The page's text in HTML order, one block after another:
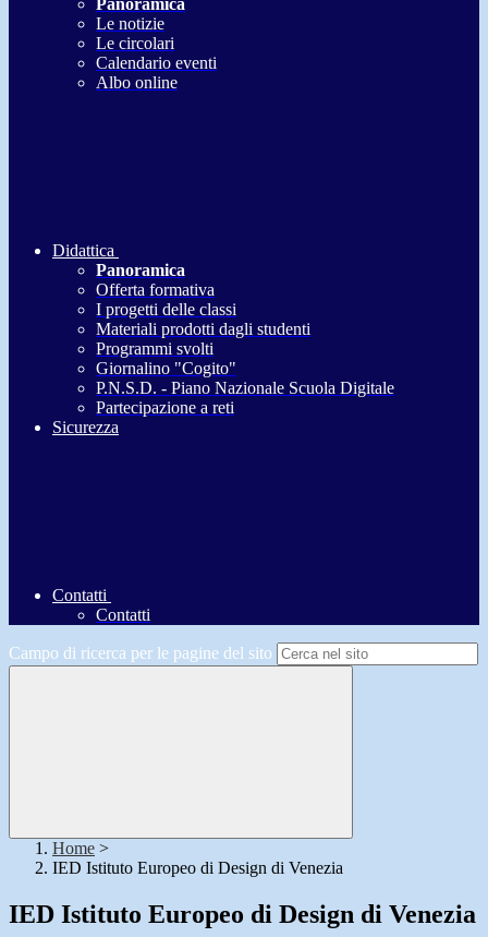
Panoramica
Le notizie
Le circolari
Calendario eventi
Albo online
Didattica
Panoramica
Offerta formativa
I progetti delle classi
Materiali prodotti dagli studenti
Programmi svolti
Giornalino "Cogito"
P.N.S.D. - Piano Nazionale Scuola Digitale
Partecipazione a reti
Sicurezza
Contatti
Contatti
Campo di ricerca per le pagine del sito
Home >
IED Istituto Europeo di Design di Venezia
IED Istituto Europeo di Design di Venezia